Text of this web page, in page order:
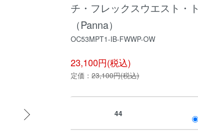
チ・フレックスウエスト・
（Panna）
OC53MPT1-IB-FWWP-OW
23,100円(税込)
定価： 23,100円(税込)
44